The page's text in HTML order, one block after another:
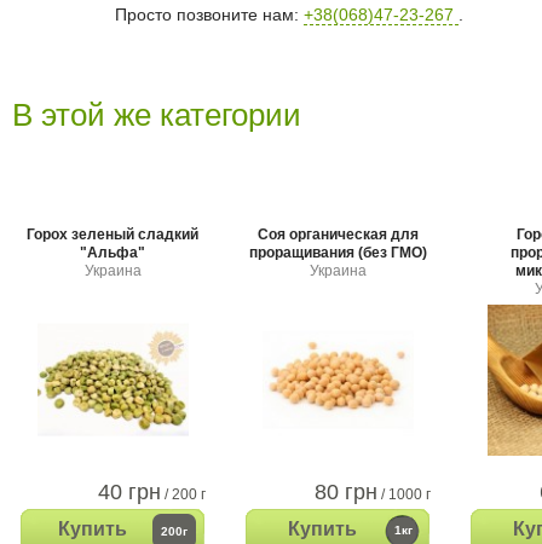
Просто позвоните нам: +38(068)47-23-267
В этой же категории
Горох зеленый сладкий
"Альфа"
Украина
40 грн / 200 г
Купить 200г
Соя органическая для
проращивания (без ГМО)
Украина
80 грн / 1000 г
Купить 1кг